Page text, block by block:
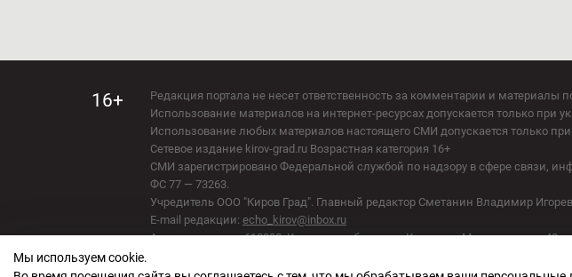
16+
Редакция портала не несет ответственность за комментарии и материалы
Использование материалов на интернет-ресурсах допускается только при
Использование любых материалов настоящего СМИ допускается только при
Сетевое издание kirov-grad.ru Возрастная категория 16+
СМИ зарегистрировано Федеральной службой по надзору в сфере связи,
ФС 77 — 73263.
Учредитель ООО "Киров Град". Главный редактор Сметанин Владимир
E-mail редакции: echo_kirov@inbox.ru
Адрес редакции: 610000, Кировская область, г. Киров, ул. Московская, д.
Политика обработки персональных данных
Мы используем cookie.